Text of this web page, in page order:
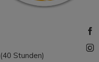
Stunden)